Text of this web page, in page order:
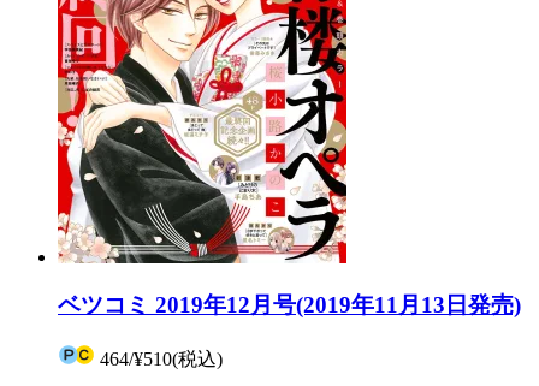
ベツコミ 2019年12月号(2019年11月13日発売)
464/¥510(税込)